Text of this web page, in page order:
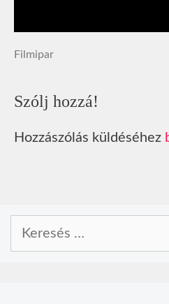
Filmipar
Szólj hozzá!
Hozzászólás küldéséhez